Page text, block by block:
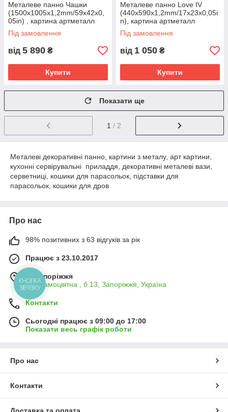
Металеве панно Чашки
(1500х1005х1,2mm/59x42x0,
05in) , картина артметалл
Під замовлення
від 5 890 ₴
Купити
Металеве панно Love ІV
(440х590x1,2mm/17x23x0,05i
n), картина артметалл
Під замовлення
від 1 050 ₴
Купити
Показати ще
1 / 2
Металеві декоративні панно, картини з металу, арт картини,
кухонні сервірувальні приладдя, декоративні металеві вази,
серветниці, кошики для парасольок, підставки для
парасольок, кошики для дров
Про нас
98% позитивних з 63 відгуків за рік
Працює з 23.10.2017
м. Запоріжжя
вул.Самоцвітна , б.13, Запоріжжя, Україна
Контакти
Сьогодні працює з 09:00 до 17:00
Показати весь графік роботи
Про нас
Контакти
КНОПКА
ЗВ'ЯЗКУ